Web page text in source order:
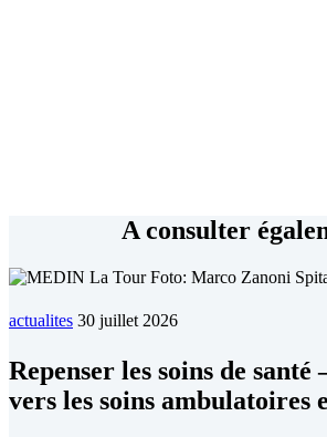
A consulter
actualites 30 juillet 2026
Repen­ser les soins de san­té
vers les soins am­bu­la­toires